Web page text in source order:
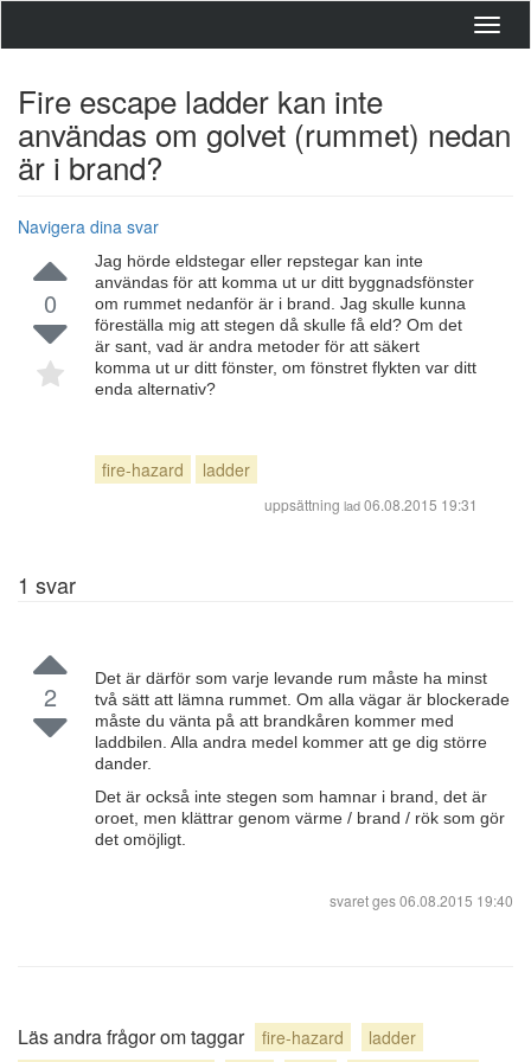
Fire escape ladder kan inte
användas om golvet (rummet) nedan
är i brand?
Navigera dina svar
0
Jag hörde eldstegar eller repstegar kan inte
användas för att komma ut ur ditt byggnadsfönster
om rummet nedanför är i brand. Jag skulle kunna
föreställa mig att stegen då skulle få eld? Om det
är sant, vad är andra metoder för att säkert
komma ut ur ditt fönster, om fönstret flykten var ditt
enda alternativ?
fire-hazard ladder
uppsättning lad06.08.2015 19:31
1 svar
2
Det är därför som varje levande rum måste ha minst
två sätt att lämna rummet. Om alla vägar är blockerade
måste du vänta på att brandkåren kommer med
laddbilen. Alla andra medel kommer att ge dig större
dander.
Det är också inte stegen som hamnar i brand, det är
oroet, men klättrar genom värme / brand / rök som gör
det omöjligt.
svaret ges06.08.2015 19:40
Läs andra frågor om taggar fire-hazard ladder